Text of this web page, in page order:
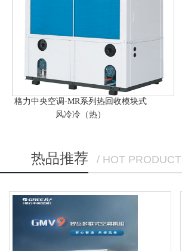
格力中央空调-MR系列热回收模块式
风冷冷（热）
热品推荐 / HOT PRODUCT